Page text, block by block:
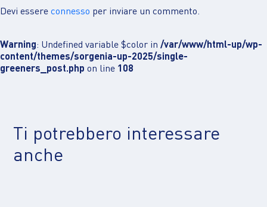
Devi essereconnesso per inviare un commento.
Warning: Undefined variable $color in /var/www/html-up/wp-
content/themes/sorgenia-up-2025/single-
greeners_post.php on line 108
Ti potrebbero interessare
anche